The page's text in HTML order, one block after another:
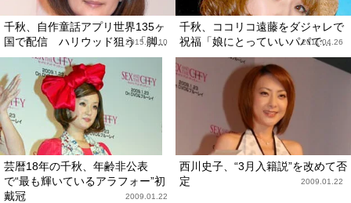
千秋、自作童話アプリ世界135ヶ
国で配信 ハリウッド狙う「脚...
2015.06.10
千秋、ココリコ遠藤をダジャレで
祝福「娘にとっていいパパで...
2011.04.26
芸暦18年の千秋、年齢非公表
で“最も輝いているアラフォー”初
戴冠
2009.01.22
西川史子、“3月入籍説”を改めて否
定
2009.01.22